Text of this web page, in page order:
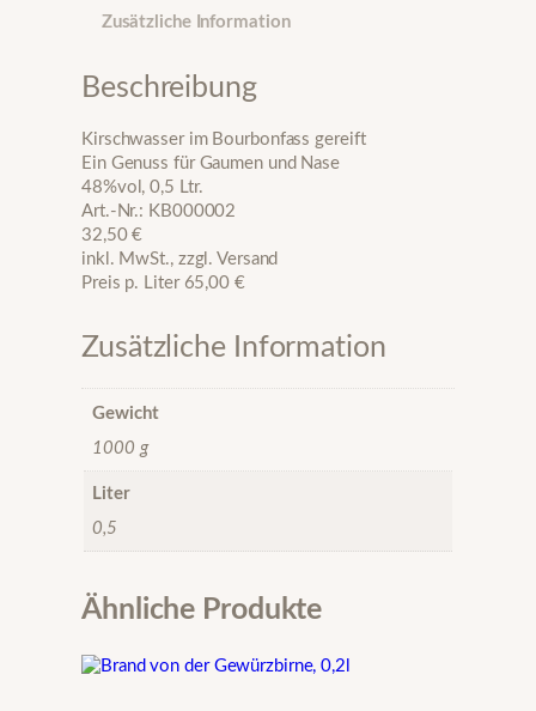
s
e
i
m
B
o
u
r
b
n
f
a
i
,
Zusätzliche Information
Beschreibung
Kirschwasser im Bourbonfass gereift
Ein Genuss für Gaumen und Nase
48%vol, 0,5 Ltr.
Art.-Nr.: KB000002
32,50 €
inkl. MwSt., zzgl. Versand
Preis p. Liter 65,00 €
Zusätzliche Information
Gewicht
1000 g
Liter
0,5
Ähnliche Produkte